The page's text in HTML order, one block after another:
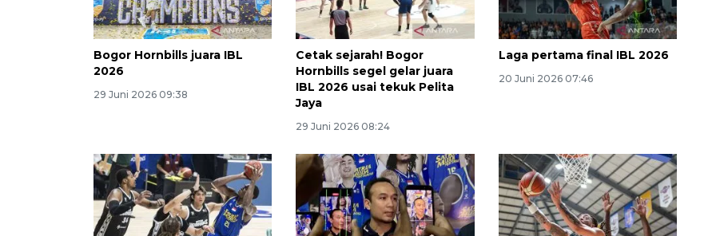
Bogor Hornbills juara IBL
2026
29 Juni 2026 09:38
Cetak sejarah! Bogor
Hornbills segel gelar juara
IBL 2026 usai tekuk Pelita
Jaya
29 Juni 2026 08:24
Laga pertama final IBL 2026
20 Juni 2026 07:46